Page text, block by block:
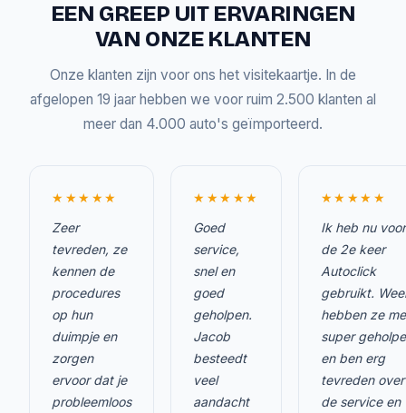
EEN GREEP UIT ERVARINGEN
VAN ONZE KLANTEN
Onze klanten zijn voor ons het visitekaartje. In de
afgelopen 19 jaar hebben we voor ruim 2.500 klanten al
meer dan 4.000 auto's geïmporteerd.
★★★★★
Zeer
tevreden, ze
kennen de
procedures
op hun
duimpje en
zorgen
ervoor dat je
probleemloos
★★★★★
Goed
service,
snel en
goed
geholpen.
Jacob
besteedt
veel
aandacht
★★★★★
Ik heb nu voor
de 2e keer
Autoclick
gebruikt.
hebben ze me
super
en ben erg
tevreden over
de service en